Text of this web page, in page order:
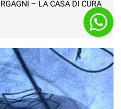
– LA CASA DI CURA